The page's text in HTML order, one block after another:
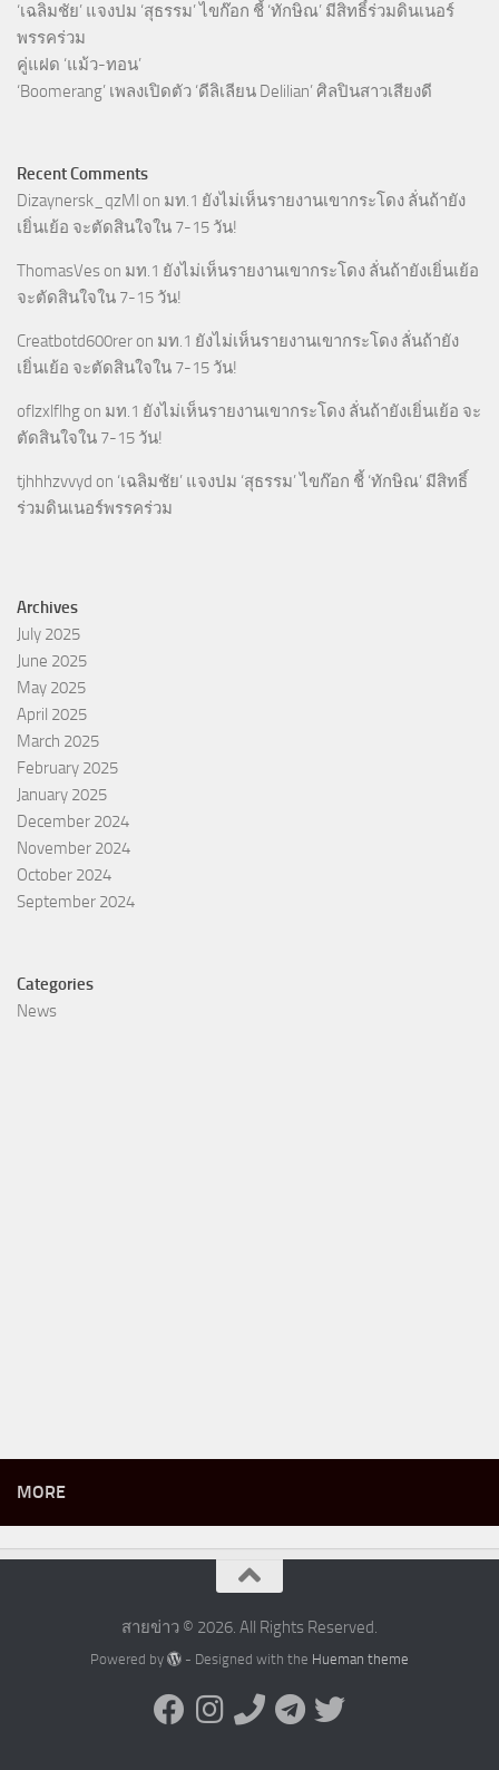
‘เฉลิมชัย’ แจงปม ‘สุธรรม’ ไขก๊อก ชี้ ‘ทักษิณ’ มีสิทธิ์ร่วมดินเนอร์
พรรคร่วม
คู่แฝด ‘แม้ว-ทอน’
‘Boomerang’ เพลงเปิดตัว ‘ดีลิเลียน Delilian’ ศิลปินสาวเสียงดี
Recent Comments
Dizaynersk_qzMl on มท.1 ยังไม่เห็นรายงานเขากระโดง ลั่นถ้ายัง
เยิ่นเย้อ จะตัดสินใจใน 7-15 วัน!
ThomasVes on มท.1 ยังไม่เห็นรายงานเขากระโดง ลั่นถ้ายังเยิ่นเย้อ
จะตัดสินใจใน 7-15 วัน!
Creatbotd600rer on มท.1 ยังไม่เห็นรายงานเขากระโดง ลั่นถ้ายัง
เยิ่นเย้อ จะตัดสินใจใน 7-15 วัน!
oflzxlflhg on มท.1 ยังไม่เห็นรายงานเขากระโดง ลั่นถ้ายังเยิ่นเย้อ จะ
ตัดสินใจใน 7-15 วัน!
tjhhhzvvyd on ‘เฉลิมชัย’ แจงปม ‘สุธรรม’ ไขก๊อก ชี้ ‘ทักษิณ’ มีสิทธิ์
ร่วมดินเนอร์พรรคร่วม
Archives
July 2025
June 2025
May 2025
April 2025
March 2025
February 2025
January 2025
December 2024
November 2024
October 2024
September 2024
Categories
News
MORE
สายข่าว © 2026. All Rights Reserved.
Powered by - Designed with the Hueman theme